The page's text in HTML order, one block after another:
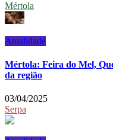
Mértola
Atualidade
Mértola: Feira do Mel,
da região
03/04/2025
Serpa